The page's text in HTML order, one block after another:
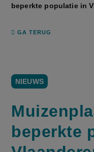
beperkte populatie in
GA TERUG
NIEUWS
beperkte